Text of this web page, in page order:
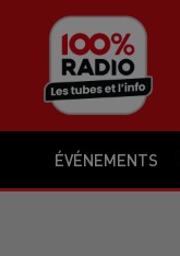
ÉVÉNEMENTS